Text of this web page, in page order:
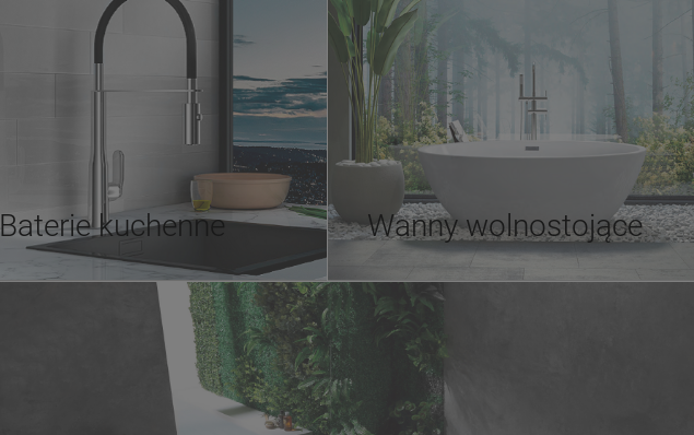
Baterie kuchenne Wanny wolnostojące